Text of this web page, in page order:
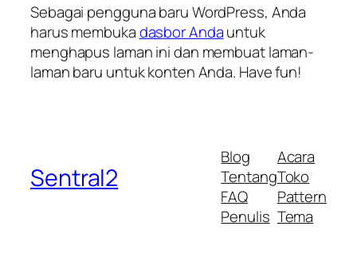
Sebagai pengguna baru WordPress, Anda
harus membukadasbor Andauntuk
menghapus laman ini dan membuat laman-
laman baru untuk konten Anda. Have fun!
Sentral2
Blog
Tentang
FAQ
Penulis
Acara
Toko
Pattern
Tema